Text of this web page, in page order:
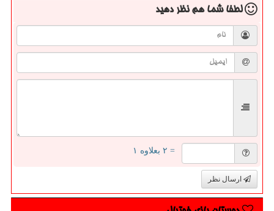
لطفا شما همنظر دهید
= ۲ بعلاوه ۱
ارسال نظر